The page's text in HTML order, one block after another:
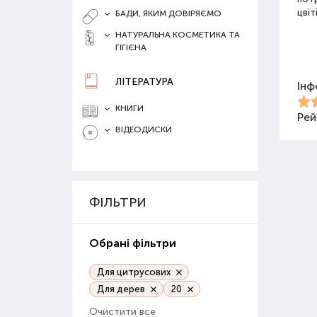
БАДИ, ЯКИМ ДОВІРЯЄМО
НАТУРАЛЬНА КОСМЕТИКА ТА
ГІГІЄНА
ЛІТЕРАТУРА
КНИГИ
ВІДЕОДИСКИ
ФІЛЬТРИ
Обрані фільтри
Для цитрусових
Для дерев
20
Очистити все
Для